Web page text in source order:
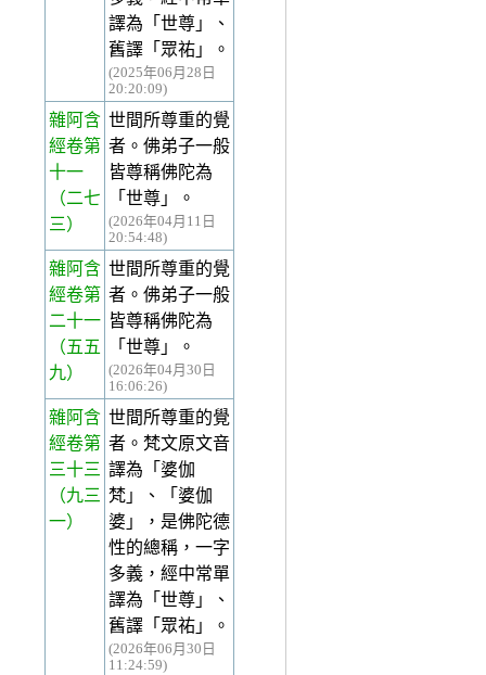
譯為「世尊」、
舊譯「眾祐」。
(2025年06月28日
20:20:09)
雜阿含
經卷第
十一
（二七
三）
世間所尊重的覺
者。佛弟子一般
皆尊稱佛陀為
「世尊」。
(2026年04月11日
20:54:48)
雜阿含
經卷第
二十一
（五五
九）
世間所尊重的覺
者。佛弟子一般
皆尊稱佛陀為
「世尊」。
(2026年04月30日
16:06:26)
雜阿含
經卷第
三十三
（九三
一）
世間所尊重的覺
者。梵文原文音
譯為「婆伽
梵」、「婆伽
婆」，是佛陀德
性的總稱，一字
多義，經中常單
譯為「世尊」、
舊譯「眾祐」。
(2026年06月30日
11:24:59)